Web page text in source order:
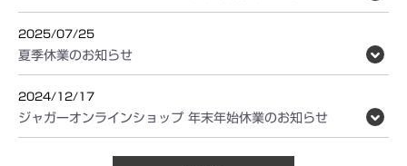
2025/07/25
夏季休業のお知らせ
2024/12/17
ジャガーオンラインショップ 年末年始休業のお知らせ